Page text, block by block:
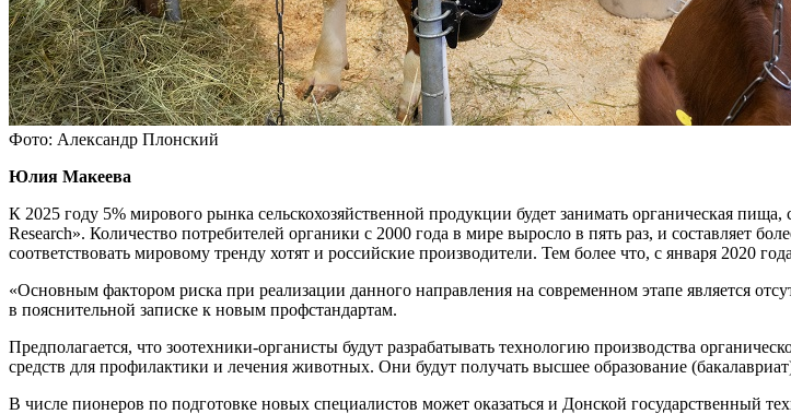
Фото: Александр Плонский
Юлия Макеева
К 2025 году 5% мирового рынка сельскохозяйственной продукции будет занимать органическая
Research». Количество потребителей органики с 2000 года в мире выросло в пять раз, и
соответствовать мировому тренду хотят и российские производители. Тем более что, с января 2020
«Основным фактором риска при реализации данного направления на современном этапе является
в пояснительной записке к новым профстандартам.
Предполагается, что зоотехники-органисты будут разрабатывать технологию производства
средств для профилактики и лечения животных. Они будут получать высшее образование
В числе пионеров по подготовке новых специалистов может оказаться и Донской государственный